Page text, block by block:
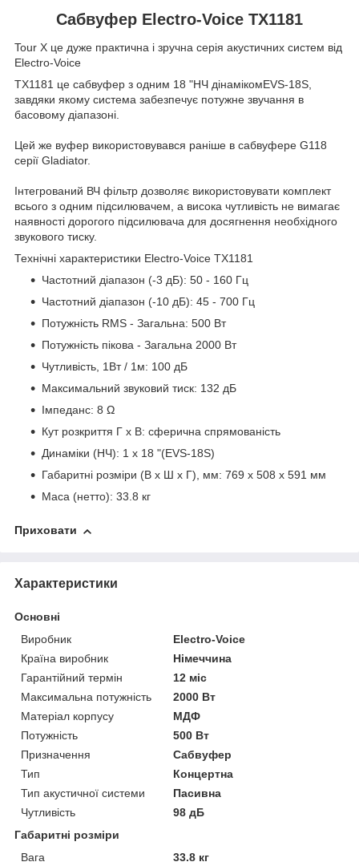
Сабвуфер Electro-Voice TX1181
Tour X це дуже практична і зручна серія акустичних систем від
Electro-Voice
TX1181 це сабвуфер з одним 18 "НЧ дінамікомEVS-18S,
завдяки якому система забезпечує потужне звучання в
басовому діапазоні.
Цей же вуфер використовувався раніше в сабвуфере G118
серії Gladiator.
Інтегрований ВЧ фільтр дозволяє використовувати комплект
всього з одним підсилювачем, а висока чутливість не вимагає
наявності дорогого підсилювача для досягнення необхідного
звукового тиску.
Технічні характеристики Electro-Voice TX1181
Частотний діапазон (-3 дБ): 50 - 160 Гц
Частотний діапазон (-10 дБ): 45 - 700 Гц
Потужність RMS - Загальна: 500 Вт
Потужність пікова - Загальна 2000 Вт
Чутливість, 1Вт / 1м: 100 дБ
Максимальний звуковий тиск: 132 дБ
Імпеданс: 8 Ω
Кут розкриття Г x В: сферична спрямованість
Динаміки (НЧ): 1 x 18 "(EVS-18S)
Габаритні розміри (В x Ш x Г), мм: 769 x 508 x 591 мм
Маса (нетто): 33.8 кг
Приховати
Характеристики
Основні
Виробник
Electro-Voice
Країна виробник
Німеччина
Гарантійний термін
12 міс
Максимальна потужність
2000 Вт
Матеріал корпусу
МДФ
Потужність
500 Вт
Призначення
Сабвуфер
Тип
Концертна
Тип акустичної системи
Пасивна
Чутливість
98 дБ
Габаритні розміри
Вага
33.8 кг